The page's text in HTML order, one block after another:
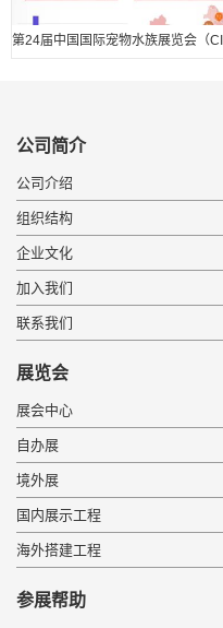
公司简介
公司介绍
组织结构
企业文化
加入我们
联系我们
展览会
展会中心
自办展
境外展
国内展示工程
海外搭建工程
参展帮助